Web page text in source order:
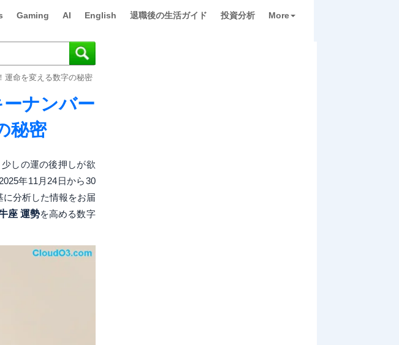
Gaming AI English 退職後の生活ガイド 投資分析 More
運命を変える数字の秘密
ナンバー
秘密
しの運の後押しが欲
年11月24日から30
分析した情報をお届
座 運勢を高める数字